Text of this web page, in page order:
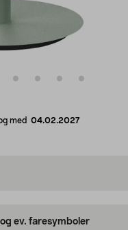
med 04.02.2027
ev. faresymboler